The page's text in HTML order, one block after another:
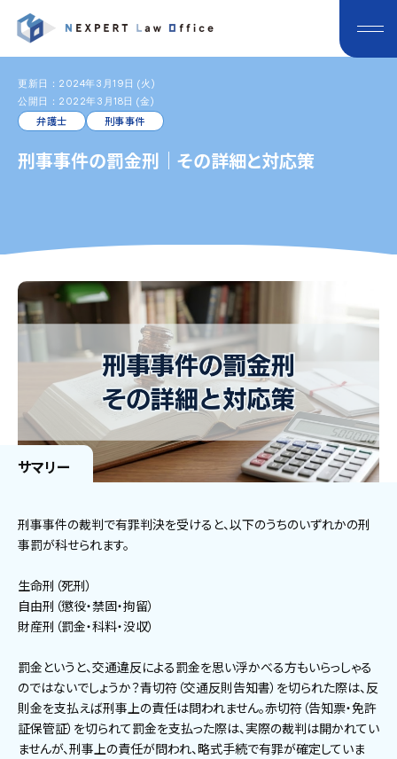
更新日：2024年3月19日 (火)
公開日：2022年3月18日 (金)
弁護士
刑事事件
刑事事件の罰金刑｜その詳細と対応策
サマリー
刑事事件の裁判で有罪判決を受けると、以下のうちのいずれかの刑
事罰が科せられます。
生命刑（死刑）
自由刑（懲役・禁固・拘留）
財産刑（罰金・科料・没収）
罰金というと、交通違反による罰金を思い浮かべる方もいらっしゃる
のではないでしょうか？青切符（交通反則告知書）を切られた際は、反
則金を支払えば刑事上の責任は問われません。赤切符（告知票・免許
証保管証）を切られて罰金を支払った際は、実際の裁判は開かれてい
ませんが、刑事上の責任が問われ、略式手続で有罪が確定していま